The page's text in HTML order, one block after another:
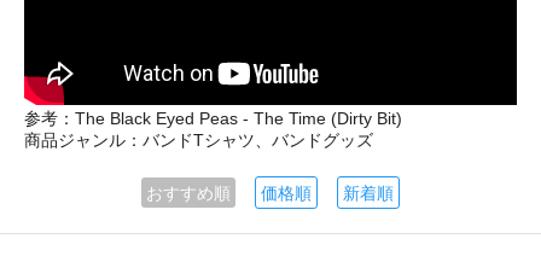
参考：The Black Eyed Peas - The Time (Dirty Bit)
商品ジャンル：バンドTシャツ、バンドグッズ
おすすめ順 価格順 新着順